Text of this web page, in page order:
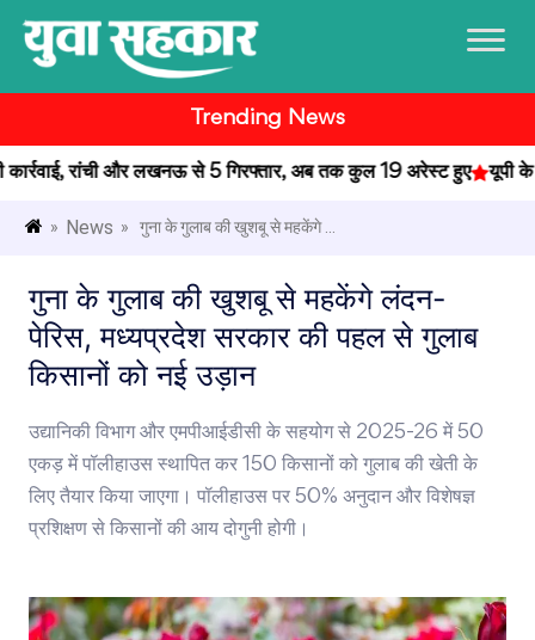
Trending News
रांची और लखनऊ से 5 गिरफ्तार, अब तक कुल 19 अरेस्ट हुए यूपी के
» News » गुना के गुलाब की खुशबू से महकेंगे ...
गुना के गुलाब की खुशबू से महकेंगे लंदन-
पेरिस, मध्यप्रदेश सरकार की पहल से गुलाब
किसानों को नई उड़ान
उद्यानिकी विभाग और एमपीआईडीसी के सहयोग से 2025-26 में 50
एकड़ में पॉलीहाउस स्थापित कर 150 किसानों को गुलाब की खेती के
लिए तैयार किया जाएगा। पॉलीहाउस पर 50% अनुदान और विशेषज्ञ
प्रशिक्षण से किसानों की आय दोगुनी होगी।